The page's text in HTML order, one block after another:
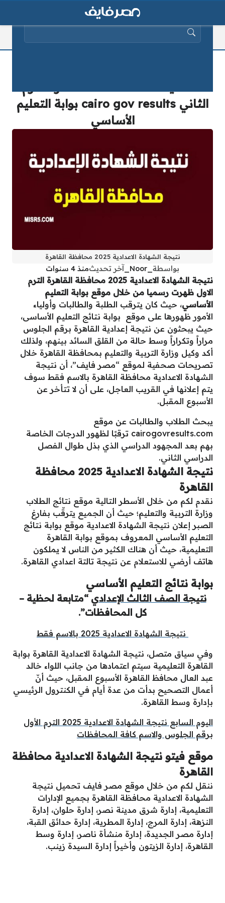
الثاني cairo gov results بوابة التعليم
الأساسي
نتيجة الشهادة الاعدادية 2025 محافظة القاهرة
بواسطة آخر تحديثمنذ 4 سنوات
نتيجة الشهادة الاعدادية 2025 محافظة القاهرة الترم
الاول ظهرت رسميا من خلال موقع بوابة التعليم
الأساسي، حيث كان يترقب الطلبة والطالبات وأولياء
الأمور ظهورها على موقع بوابة نتائج التعليم الأساسى،
حيث يبحثون عن نتيجة إعدادية القاهرة برقم الجلوس
مراراً وتكراراً وسط حالة من القلق السائد بينهم، ولذلك
أكد وكيل وزارة التربية والتعليم بمحافظة القاهرة خلال
تصريحات صحفية لموقع “مصر فايف”، أن نتيجة
الشهادة الاعدادية محافظة القاهرة بالاسم فقط سوف
يتم إعلانها في القريب العاجل، على أن لا تتأخر عن
الأسبوع المقبل.
يبحث الطلاب والطالبات عن موقع
cairogovresults.com ترقبًا لظهور الدرجات الخاصة
بهم بعد المجهود الدراسي الذي بذل طوال الفصل
الدراسي الثاني.
نتيجة الشهادة الاعدادية 2025 محافظة
القاهرة
نقدم لكم من خلال الأسطر التالية موقع نتائج الطلاب
وزارة التربية والتعليم؛ حيث أن الجميع يترقّب بفارغ
الصبر إعلان نتيجة الشهادة الاعدادية موقع بوابة نتائج
التعليم الأساسي المعروف بموقع بوابة القاهرة
التعليمية، حيث أن هناك الكثير من الناس لا يملكون
هاتف أرضي للاستعلام عن نتيجة تالتة اعدادي القاهرة.
بوابة نتائج التعليم الأساسي
نتيجة الصف الثالث الإعدادي “متابعة لحظية –
كل المحافظات”.
نتيجة الشهادة الاعدادية 2025 بالاسم فقط
وفي سياق متصل، نتيجة الشهادة الاعدادية القاهرة بوابة
القاهرة التعليمية سيتم اعتمادها من جانب اللواء خالد
عبد العال محافظ القاهرة الأسبوع المقبل، حيث أنّ
أعمال التصحيح بدأت من عدة أيام في الكنترول الرئيسي
بإدارة وسط القاهرة.
اليوم السابع نتيجة الشهادة الاعدادية 2025 الترم الأول
برقم الجلوس والاسم كافة المحافظات
موقع فيتو نتيجة الشهادة الاعدادية محافظة
القاهرة
ننقل لكم من خلال موقع مصر فايف تحميل نتيجة
الشهادة الاعدادية محافظة القاهرة بجميع الإدارات
التعليمية، إدارة شرق مدينة نصر، إدارة حلوان، إدارة
النزهة، إدارة المرج، إدارة المطرية، إدارة حدائق القبة،
إدارة مصر الجديدة، إدارة منشأة ناصر، إدارة وسط
القاهرة، إدارة الزيتون وأخيراً إدارة السيدة زينب.
البحث عن: